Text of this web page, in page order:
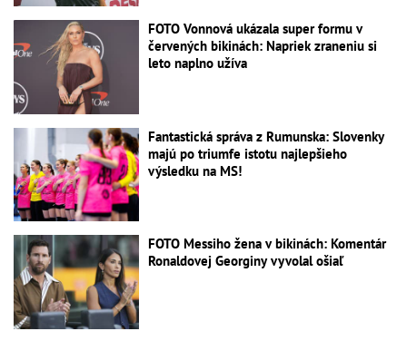
FOTO Vonnová ukázala super formu v
červených bikinách: Napriek zraneniu si
leto naplno užíva
Fantastická správa z Rumunska: Slovenky
majú po triumfe istotu najlepšieho
výsledku na MS!
FOTO Messiho žena v bikinách: Komentár
Ronaldovej Georginy vyvolal ošiaľ